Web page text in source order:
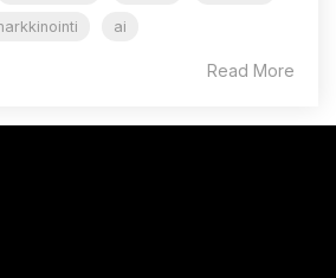
ai
Read More